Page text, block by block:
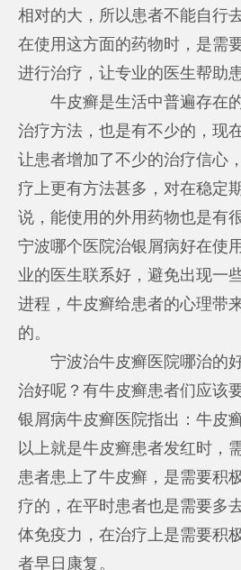
相对的大，所以患者不能自行
在使用这方面的药物时，是需
进行治疗，让专业的医生帮助
牛皮癣是生活中普遍存在
治疗方法，也是有不少的，现
让患者增加了不少的治疗信心
疗上更有方法甚多，对在稳定
说，能使用的外用药物也是有
宁波哪个医院治银屑病好在使
业的医生联系好，避免出现一
进程，牛皮癣给患者的心理带
的。
宁波治牛皮癣医院哪治的
治好呢？有牛皮癣患者们应该
银屑病牛皮癣医院指出：牛皮
以上就是牛皮癣患者发红时，
患者患上了牛皮癣，是需要积
疗的，在平时患者也是需要多
体免疫力，在治疗上是需要积
者早日康复。